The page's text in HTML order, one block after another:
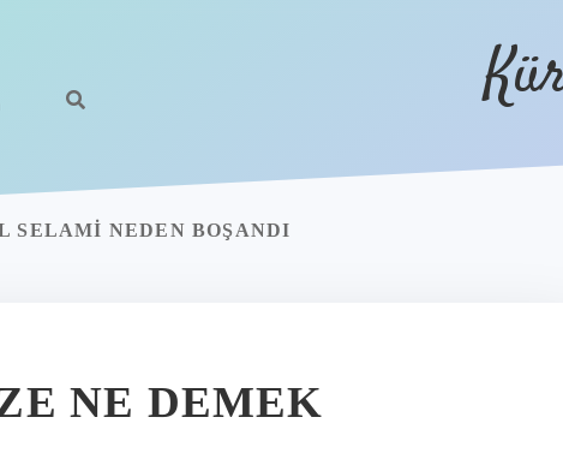
SELAMI NEDEN BOŞANDI
NE DEMEK